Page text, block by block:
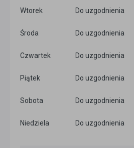
Wtorek Do uzgodnienia
Środa Do uzgodnienia
Czwartek Do uzgodnienia
Piątek Do uzgodnienia
Sobota Do uzgodnienia
Niedziela Do uzgodnienia